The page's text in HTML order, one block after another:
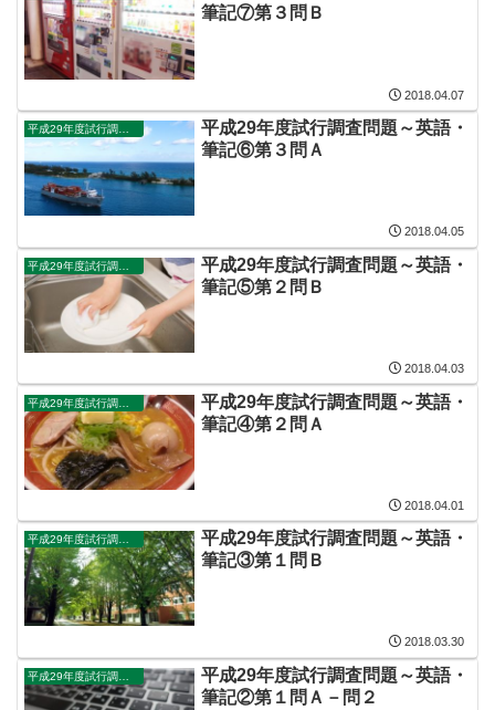
筆記⑦第３問Ｂ
2018.04.07
平成29年度試行調査問題～英語・
筆記⑥第３問Ａ
2018.04.05
平成29年度試行調査問題～英語・
筆記⑤第２問Ｂ
2018.04.03
平成29年度試行調査問題～英語・
筆記④第２問Ａ
2018.04.01
平成29年度試行調査問題
平成29年度試行調査問題～英語・
筆記③第１問Ｂ
2018.03.30
平成29年度試行調査問題～英語・
筆記②第１問Ａ－問２